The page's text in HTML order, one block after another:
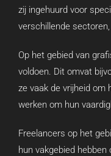
zij ingehuurd voor
verschillende
Op het gebied van
voldoen. Dit omvat
ze vaak de vrijheid om
werken om hun
Freelancers op het
hun vakgebied